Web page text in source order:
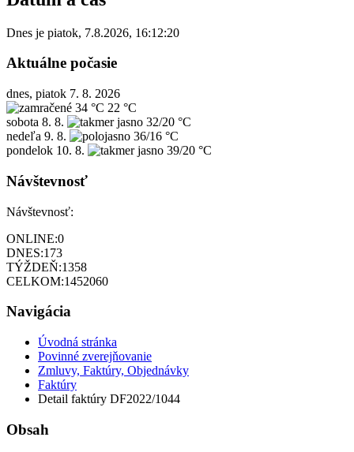
Dnes je piatok, 7.8.2026, 16:12:20
Aktuálne počasie
dnes, piatok 7. 8. 2026
34 °C 22 °C
sobota 8. 8.
32/20 °C
nedeľa 9. 8.
36/16 °C
pondelok 10. 8. 39/20 °C
Návštevnosť
Návštevnosť:
ONLINE:0
DNES:173
TÝŽDEŇ:1358
CELKOM:1452060
Navigácia
Úvodná stránka
Povinné zverejňovanie
Zmluvy, Faktúry, Objednávky
Faktúry
Detail faktúry DF2022/1044
Obsah